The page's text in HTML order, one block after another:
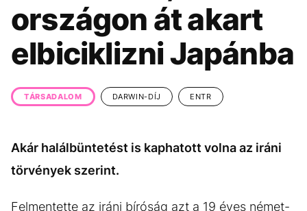
UTAZÁS
ÉLETMÓD DESIGN
BESZÉLGETÉSEK ARCOK
VIDEÓ TÖRTÉNETEK
országon át akart
elbiciklizni Japánba
TÁRSADALOM DARWIN-DÍJ ENTR
Akár halálbüntetést is kaphatott volna az iráni
törvények szerint.
Felmentette az iráni bíróság azt a 19 éves német-